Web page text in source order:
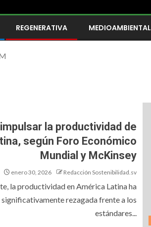
REGENERATIVA MEDIOAMBIENTAL
la productividad de
según Foro Económico
Mundial y McKinsey
enero 30, 2026 Redacción Sostenibilidad.sv
la productividad en América Latina ha
rezagada frente a los
estándares...